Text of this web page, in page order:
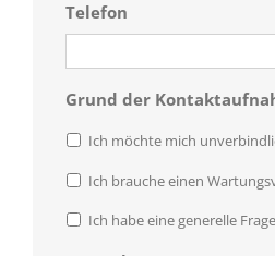
Telefon
Grund der
Ich möchte mich
Ich brauche einen
Ich habe eine generelle Frage